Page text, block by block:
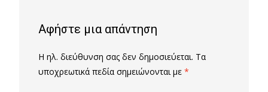
Αφήστε μια απάντηση
Η ηλ. διεύθυνση σας δεν δημοσιεύεται. Τα
υποχρεωτικά πεδία σημειώνονται με *